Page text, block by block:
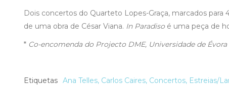
Dois concertos do Quarteto Lopes-Graça, marcados
de uma obra de César Viana. In Paradiso é uma peça de
* Co-encomenda do Projecto DME, Universidade de
Etiquetas Ana Telles, Carlos Caires, Concertos, Estreias/